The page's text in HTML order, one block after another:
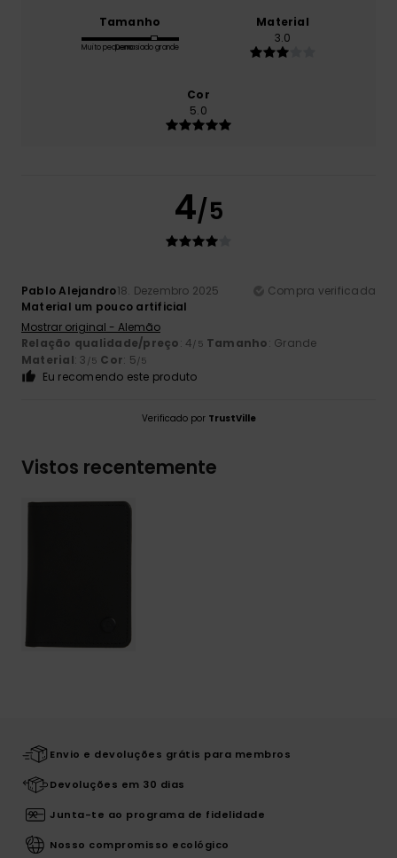
Tamanho
Muito pequenoDemasiado grande
Material
3.0
Cor
5.0
4/5
Pablo Alejandro18. Dezembro 2025
Compra verificada
Material um pouco artificial
Mostrar original - Alemão
Relação qualidade/preço: 4/5 Tamanho: Grande
Material: 3 /5 Cor: 5/5
Eu recomendo este produto
Verificado por TrustVille
Vistos recentemente
Envio e devoluções grátis para membros
Devoluções em 30 dias
Junta-te ao programa de fidelidade
Nosso compromisso ecológico